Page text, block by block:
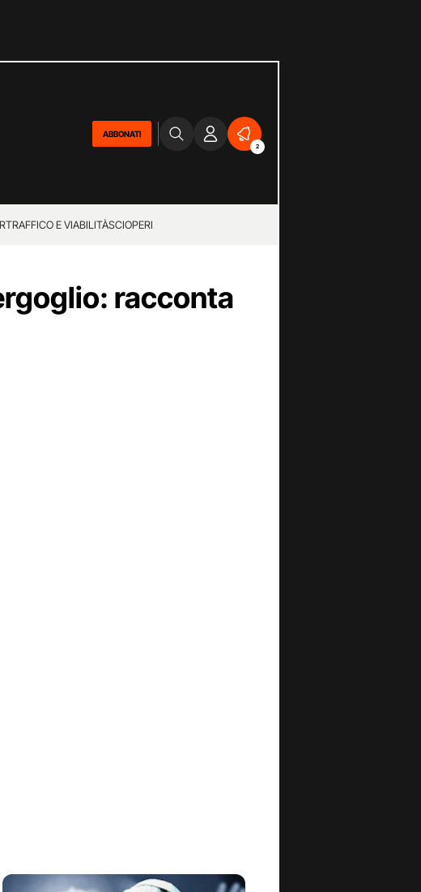
ABBONATI
2
TRAFFICO E VIABILITÀSCIOPERI
racconta